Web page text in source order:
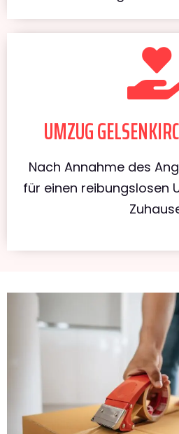
UMZUG
Nach Annahme des
für einen reibungslosen